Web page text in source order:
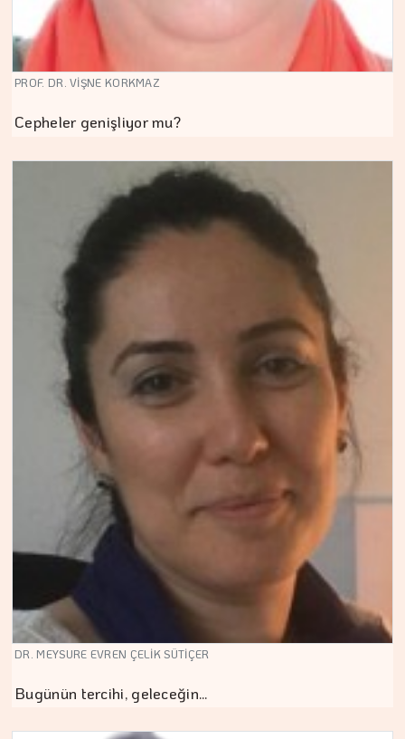
PROF. DR. VİŞNE KORKMAZ
Cepheler genişliyor mu?
DR. MEYSURE EVREN ÇELİK SÜTİÇER
Bugünün tercihi, geleceğin…